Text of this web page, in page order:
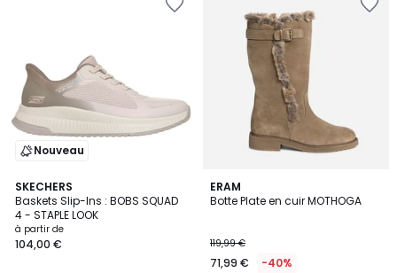
Nouveau
SKECHERS
Baskets Slip-Ins : BOBS SQUAD
4 - STAPLE LOOK
à partir de
104,00 €
ERAM
Botte Plate en cuir MOTHOGA
119,99 €
71,99 € -40%